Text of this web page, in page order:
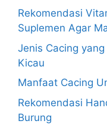
Rekomendasi
Suplemen Agar
Jenis Cacing
Kicau
Manfaat Cacing
Rekomendasi
Burung